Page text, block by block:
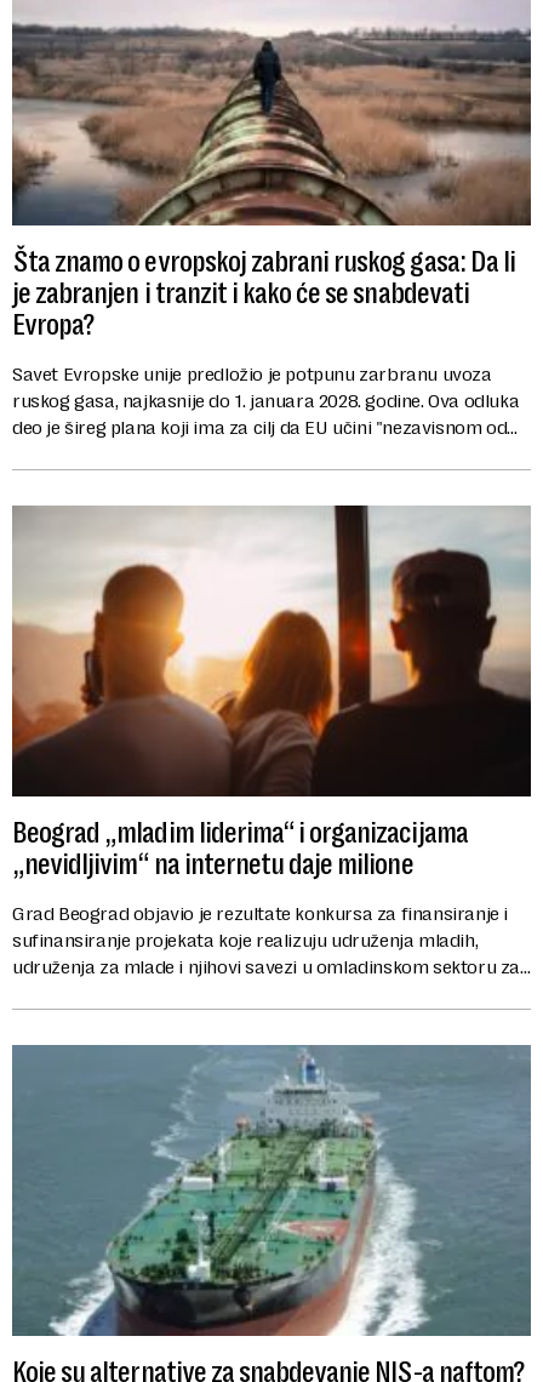
Šta znamo o evropskoj zabrani ruskog gasa: Da li
je zabranjen i tranzit i kako će se snabdevati
Evropa?
Savet Evropske unije predložio je potpunu zarbranu uvoza
ruskog gasa, najkasnije do 1. januara 2028. godine. Ova odluka
deo je šireg plana koji ima za cilj da EU učini "nezavisnom od
Beograd „mladim liderima“ i organizacijama
„nevidljivim“ na internetu daje milione
Grad Beograd objavio je rezultate konkursa za finansiranje i
sufinansiranje projekata koje realizuju udruženja mladih,
udruženja za mlade i njihovi savezi u omladinskom sektoru za
Koje su alternative za snabdevanje NIS-a naftom?